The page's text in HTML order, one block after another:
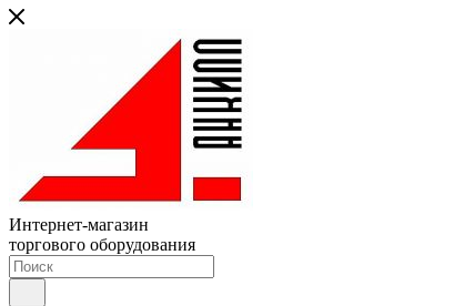
Интернет-магазин
торгового оборудования